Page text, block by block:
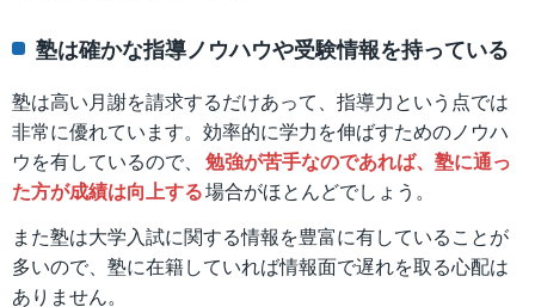
塾は確かな指導ノウハウや受験情報を持っている
塾は高い月謝を請求するだけあって、指導力という点では
非常に優れています。効率的に学力を伸ばすためのノウハ
ウを有しているので、 勉強が苦手なのであれば、塾に通っ
た方が成績は向上する場合がほとんどでしょう。
また塾は大学入試に関する情報を豊富に有していることが
多いので、塾に在籍していれば情報面で遅れを取る心配は
ありません。